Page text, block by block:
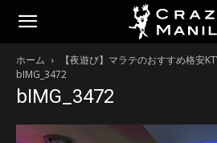
ホーム
【夜遊び】マラテのおすすめ格安
bIMG_3472
bIMG_3472